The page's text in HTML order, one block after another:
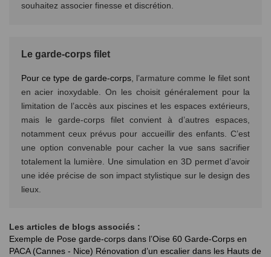
souhaitez associer finesse et discrétion.
Le garde-corps filet
Pour ce type de garde-corps, l’armature comme le filet sont
en acier inoxydable. On les choisit généralement pour la
limitation de l’accès aux piscines et les espaces extérieurs,
mais le garde-corps filet convient à d’autres espaces,
notamment ceux prévus pour accueillir des enfants. C’est
une option convenable pour cacher la vue sans sacrifier
totalement la lumière. Une simulation en 3D permet d’avoir
une idée précise de son impact stylistique sur le design des
lieux.
Les articles de blogs associés :
Exemple de Pose garde-corps dans l’Oise 60 Garde-Corps en
PACA (Cannes - Nice) Rénovation d’un escalier dans les Hauts de